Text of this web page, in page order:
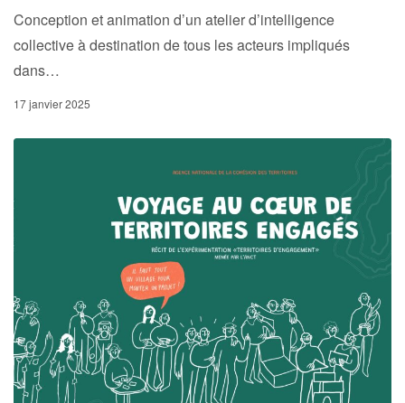
Conception et animation d’un atelier d’intelligence
collective à destination de tous les acteurs impliqués
dans…
17 janvier 2025